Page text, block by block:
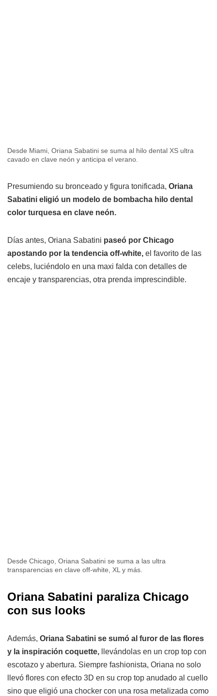
Desde Miami, Oriana Sabatini se suma al hilo dental XS ultra
cavado en clave neón y anticipa el verano.
Presumiendo su bronceado y figura tonificada, Oriana
Sabatini eligió un modelo de bombacha hilo dental
color turquesa en clave neón.
Días antes, Oriana Sabatini paseó por Chicago
apostando por la tendencia off-white, el favorito de las
celebs, luciéndolo en una maxi falda con detalles de
encaje y transparencias, otra prenda imprescindible.
Desde Chicago, Oriana Sabatini se suma a las ultra
transparencias en clave off-white, XL y más.
Oriana Sabatini paraliza Chicago
con sus looks
Además, Oriana Sabatini se sumó al furor de las flores
y la inspiración coquette,
llevándolas en un crop top con
escotazo y abertura. Siempre fashionista, Oriana no solo
llevó flores con efecto 3D en su crop top anudado al cuello
sino que eligió una chocker con una rosa metalizada como